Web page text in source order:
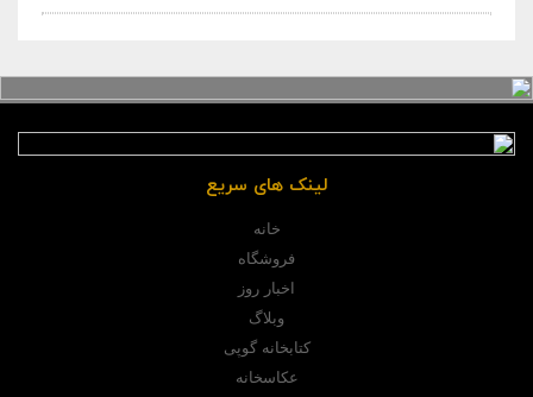
لینک های سریع
خانه
فروشگاه
اخبار روز
وبلاگ
کتابخانه گوپی
عکاسخانه